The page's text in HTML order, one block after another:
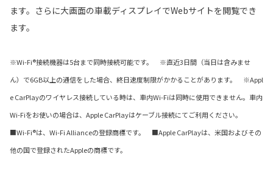
ます。さらに大画面の車載ディスプレイでWebサイトを閲覧でき
ます。
※Wi-Fi®接続機器は5台まで同時接続可能です。 ※直近3日間（当日は含みませ
ん）で6GB以上の通信をした場合、終日速度制限がかかることがあります。 ※Appl
e CarPlayのワイヤレス接続している時は、車内Wi-Fiは同時に使用できません。車内
Wi-Fiをお使いの場合は、Apple CarPlayはケーブル接続にてご利用ください。
■Wi-Fi®は、Wi-Fi Allianceの登録商標です。 ■Apple CarPlayは、米国およびその
他の国で登録されたAppleの商標です。